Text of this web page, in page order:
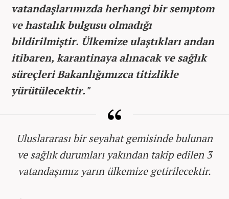
vatandaşlarımızda herhangi bir semptom
ve hastalık bulgusu olmadığı
bildirilmiştir. Ülkemize ulaştıkları andan
itibaren, karantinaya alınacak ve sağlık
süreçleri Bakanlığımızca titizlikle
yürütülecektir."
Uluslararası bir seyahat gemisinde bulunan
ve sağlık durumları yakından takip edilen 3
vatandaşımız yarın ülkemize getirilecektir.